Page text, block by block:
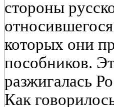
стороны
которых они
пособников.
разжигалась
Как